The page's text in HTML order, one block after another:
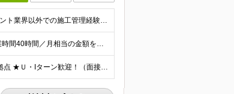
◆高卒以上◆普通自動車免許（AT限定可） ★第二新卒歓迎 ★プラント業界以外での施工管理経験者歓迎 【こんな方は向いています】 ・施工管理のスキルを活かして働きたい ・安定企業で長く働きたい ・チ
【想定年収】 ★施工管理職：520万円～750万円 ※上記年収は残業時間40時間／月相当の金額を含みます。 月給25万円～35万円＋賞与年2回（原則固定支給額4ヵ月分）＋諸手当（残業手当全額など）
★地元密着、転勤なし！ ★大阪・和歌山・茨城・三重・千葉の各拠点 ★Ｕ・Iターン歓迎！（面接交通費支給） ★社用車貸与（出勤利用OK）、駐車場費用支給 ・大阪府堺市 ・和歌山県有田市 ・茨城県神栖市